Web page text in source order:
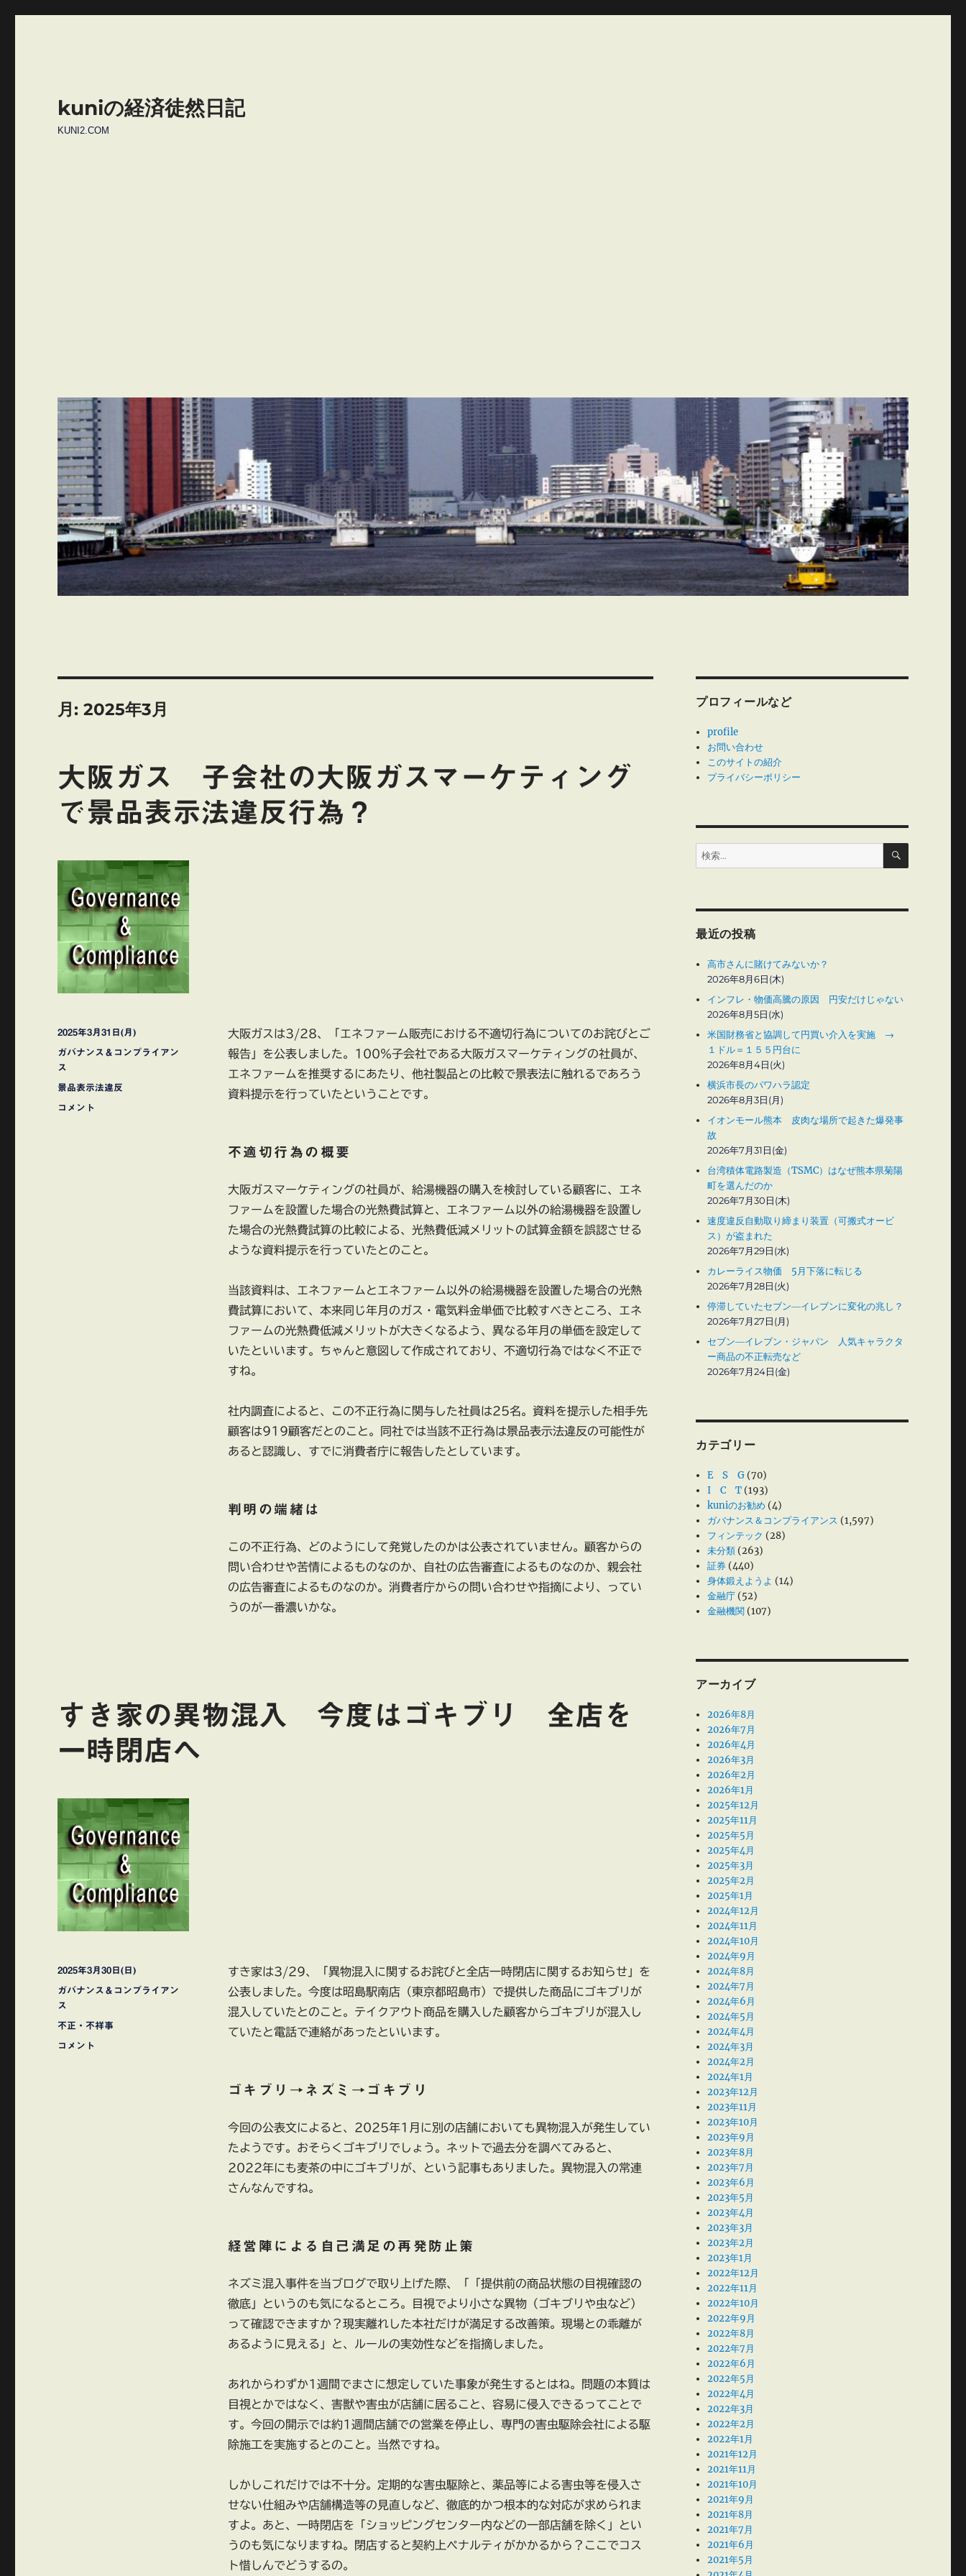
kuniの経済徒然日記
KUNI2.COM
月:2025年3月
大阪ガス 子会社の大阪ガスマーケティング
で景品表示法違反行為？
大阪ガスは3/28、「エネファーム販売における不適切行為についてのお詫びとご
報告」を公表しました。100％子会社である大阪ガスマーケティングの社員が、
エネファームを推奨するにあたり、他社製品との比較で景表法に触れるであろう
資料提示を行っていたということです。
不適切行為の概要
大阪ガスマーケティングの社員が、給湯機器の購入を検討している顧客に、エネ
ファームを設置した場合の光熱費試算と、エネファーム以外の給湯機器を設置し
た場合の光熱費試算の比較による、光熱費低減メリットの試算金額を誤認させる
ような資料提示を行っていたとのこと。
当該資料は、エネファームとエネファーム以外の給湯機器を設置した場合の光熱
費試算において、本来同じ年月のガス・電気料金単価で比較すべきところ、エネ
ファームの光熱費低減メリットが大きくなるよう、異なる年月の単価を設定して
いたといいます。ちゃんと意図して作成されており、不適切行為ではなく不正で
すね。
社内調査によると、この不正行為に関与した社員は25名。資料を提示した相手先
顧客は919顧客だとのこと。同社では当該不正行為は景品表示法違反の可能性が
あると認識し、すでに消費者庁に報告したとしています。
判明の端緒は
この不正行為、どのようにして発覚したのかは公表されていません。顧客からの
問い合わせや苦情によるものなのか、自社の広告審査によるものなのか、親会社
の広告審査によるものなのか。消費者庁からの問い合わせや指摘により、ってい
うのが一番濃いかな。
投
稿
日:
2025年3月31日(月)
カ
テ
ゴ
ー
ガバナンス＆コンプライアン
ス
タ
景品表示法違反
大
コメント
すき家の異物混入 今度はゴキブリ 全店を
一時閉店へ
すき家は3/29、「異物混入に関するお詫びと全店一時閉店に関するお知らせ」を
公表しました。今度は昭島駅南店（東京都昭島市）で提供した商品にゴキブリが
混入していたとのこと。テイクアウト商品を購入した顧客からゴキブリが混入し
ていたと電話で連絡があったといいます。
ゴキブリ→ネズミ→ゴキブリ
今回の公表文によると、2025年1月に別の店舗においても異物混入が発生してい
たようです。おそらくゴキブリでしょう。ネットで過去分を調べてみると、
2022年にも麦茶の中にゴキブリが、という記事もありました。異物混入の常連
さんなんですね。
経営陣による自己満足の再発防止策
ネズミ混入事件を当ブログで取り上げた際、「「提供前の商品状態の目視確認の
徹底」というのも気になるところ。目視でより小さな異物（ゴキブリや虫など）
って確認できますか？現実離れした本社だけが満足する改善策。現場との乖離が
あるように見える」と、ルールの実効性などを指摘しました。
あれからわずか1週間でまさに想定していた事象が発生するとはね。問題の本質は
目視とかではなく、害獣や害虫が店舗に居ること、容易に侵入できるってことで
す。今回の開示では約1週間店舗での営業を停止し、専門の害虫駆除会社による駆
除施工を実施するとのこと。当然ですね。
しかしこれだけでは不十分。定期的な害虫駆除と、薬品等による害虫等を侵入さ
せない仕組みや店舗構造等の見直しなど、徹底的かつ根本的な対応が求められま
すよ。あと、一時閉店を「ショッピングセンター内などの一部店舗を除く」とい
うのも気になりますね。閉店すると契約上ペナルティがかかるから？ここでコス
ト惜しんでどうするの。
投
稿
日:
2025年3月30日(日)
カ
テ
ゴ
ー
ガバナンス＆コンプライアン
ス
タ
不正・不祥事
す
コメント
プロフィールなど
profile
お問い合わせ
このサイトの紹介
プライバシーポリシー
検
索:
検
最近の投稿
高市さんに賭けてみないか？
2026年8月6日(木)
インフレ・物価高騰の原因 円安だけじゃない
2026年8月5日(水)
米国財務省と協調して円買い介入を実施 →
１ドル＝１５５円台に
2026年8月4日(火)
横浜市長のパワハラ認定
2026年8月3日(月)
イオンモール熊本 皮肉な場所で起きた爆発事
故
2026年7月31日(金)
台湾積体電路製造（TSMC）はなぜ熊本県菊陽
町を選んだのか
2026年7月30日(木)
速度違反自動取り締まり装置（可搬式オービ
ス）が盗まれた
2026年7月29日(水)
カレーライス物価 5月下落に転じる
2026年7月28日(火)
停滞していたセブン―イレブンに変化の兆し？
2026年7月27日(月)
セブン―イレブン・ジャパン 人気キャラクタ
ー商品の不正転売など
2026年7月24日(金)
カテゴリー
E S G (70)
I C T (193)
kuniのお勧め (4)
ガバナンス＆コンプライアンス (1,597)
フィンテック (28)
未分類 (263)
証券 (440)
身体鍛えようよ (14)
金融庁 (52)
金融機関 (107)
アーカイブ
2026年8月
2026年7月
2026年4月
2026年3月
2026年2月
2026年1月
2025年12月
2025年11月
2025年5月
2025年4月
2025年3月
2025年2月
2025年1月
2024年12月
2024年11月
2024年10月
2024年9月
2024年8月
2024年7月
2024年6月
2024年5月
2024年4月
2024年3月
2024年2月
2024年1月
2023年12月
2023年11月
2023年10月
2023年9月
2023年8月
2023年7月
2023年6月
2023年5月
2023年4月
2023年3月
2023年2月
2023年1月
2022年12月
2022年11月
2022年10月
2022年9月
2022年8月
2022年7月
2022年6月
2022年5月
2022年4月
2022年3月
2022年2月
2022年1月
2021年12月
2021年11月
2021年10月
2021年9月
2021年8月
2021年7月
2021年6月
2021年5月